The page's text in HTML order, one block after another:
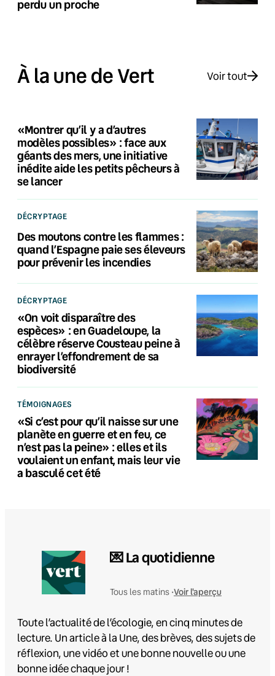
perdu un proche
À la une de Vert Voir tout
«Montrer qu’il y a d’autres
modèles possibles» : face aux
géants des mers, une initiative
inédite aide les petits pêcheurs à
se lancer
DÉCRYPTAGE
Des moutons contre les flammes :
quand l’Espagne paie ses éleveurs
pour prévenir les incendies
DÉCRYPTAGE
«On voit disparaître des
espèces» : en Guadeloupe, la
célèbre réserve Cousteau peine à
enrayer l’effondrement de sa
biodiversité
TÉMOIGNAGES
«Si c’est pour qu’il naisse sur une
planète en guerre et en feu, ce
n’est pas la peine» : elles et ils
voulaient un enfant, mais leur vie
a basculé cet été
💌 La quotidienne
Tous les matins •Voir l'aperçu
Toute l’actualité de l’écologie, en cinq minutes de
lecture. Un article à la Une, des brèves, des sujets de
réflexion, une vidéo et une bonne nouvelle ou une
bonne idée chaque jour !